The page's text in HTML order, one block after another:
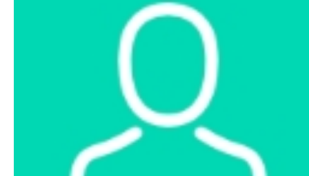
Интернет-магазин
Интернет-витрина
Арестованное имущество
Реестр несостоявшихся торгов
Реестр переоценок
Государственное имущество